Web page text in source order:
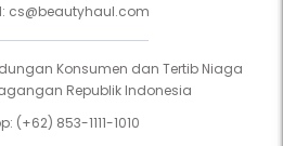
cs@beautyhaul.com
Konsumen dan Tertib Niaga
Republik Indonesia
(+62) 853-1111-1010